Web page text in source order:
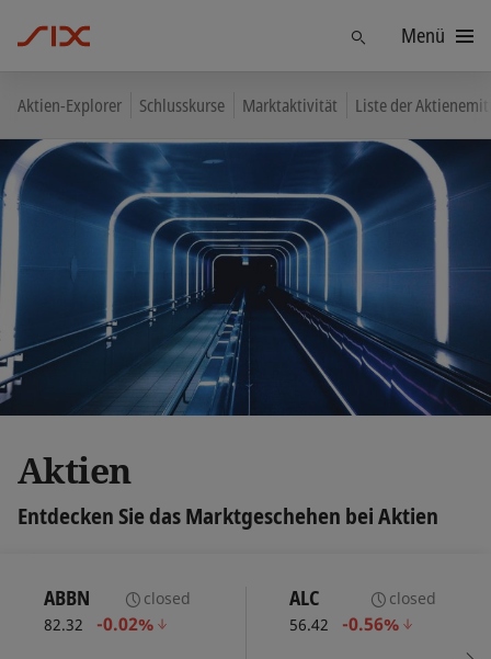
FindenMenü
Aktien-Explorer Schlusskurse Marktaktivität Liste der
Aktien
Entdecken Sie das Marktgeschehen bei Aktien
closed
ABBN
82.32 -0.02%
closed
ALC
56.42 -0.56%